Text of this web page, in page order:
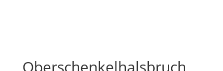
Oberschenkelhalsbruch